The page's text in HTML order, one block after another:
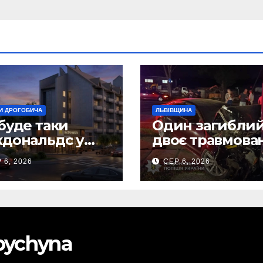
ДРОГОБИЧА
таки
у
(Фото)
6, 2026
ЛЬВІВЩИНА
Один
двоє
внаслідок ДТП
Самбірщині
СЕР 6, 2026